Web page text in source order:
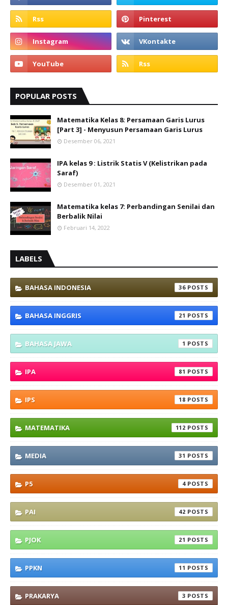
POPULAR POSTS
Matematika Kelas 8: Persamaan Garis Lurus
[Part 3] - Menyusun Persamaan Garis Lurus
Desember 06, 2021
IPA kelas 9 : Listrik Statis V (Kelistrikan pada
Saraf)
Desember 01, 2021
Matematika kelas 7: Perbandingan Senilai dan
Berbalik Nilai
Februari 14, 2022
LABELS
BAHASA INDONESIA 36
BAHASA INGGRIS 21
BAHASA JAWA 1
IPA 81
IPS 18
MATEMATIKA 112
MEDIA 31
P5 4
PAI 42
PJOK 21
PPKN 11
PRAKARYA 3